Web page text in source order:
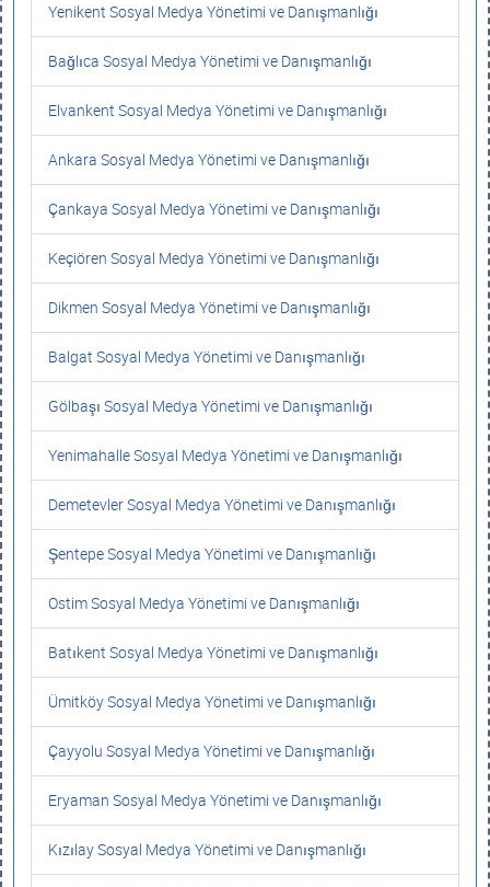
Yenikent Sosyal Medya Yönetimi ve Danışmanlığı
Bağlıca Sosyal Medya Yönetimi ve Danışmanlığı
Elvankent Sosyal Medya Yönetimi ve Danışmanlığı
Ankara Sosyal Medya Yönetimi ve Danışmanlığı
Çankaya Sosyal Medya Yönetimi ve Danışmanlığı
Keçiören Sosyal Medya Yönetimi ve Danışmanlığı
Dikmen Sosyal Medya Yönetimi ve Danışmanlığı
Balgat Sosyal Medya Yönetimi ve Danışmanlığı
Gölbaşı Sosyal Medya Yönetimi ve Danışmanlığı
Yenimahalle Sosyal Medya Yönetimi ve Danışmanlığı
Demetevler Sosyal Medya Yönetimi ve Danışmanlığı
Şentepe Sosyal Medya Yönetimi ve Danışmanlığı
Ostim Sosyal Medya Yönetimi ve Danışmanlığı
Batıkent Sosyal Medya Yönetimi ve Danışmanlığı
Ümitköy Sosyal Medya Yönetimi ve Danışmanlığı
Çayyolu Sosyal Medya Yönetimi ve Danışmanlığı
Eryaman Sosyal Medya Yönetimi ve Danışmanlığı
Kızılay Sosyal Medya Yönetimi ve Danışmanlığı